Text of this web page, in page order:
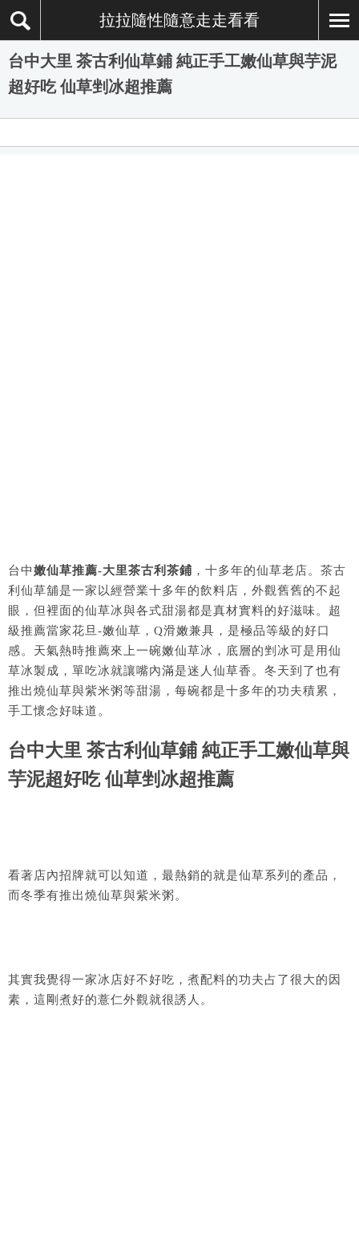
拉拉隨性隨意走走看看
台中大里 茶古利仙草鋪 純正手工嫩仙草與芋泥
超好吃 仙草剉冰超推薦
台中嫩仙草推薦-大里茶古利茶鋪 ，十多年的仙草老店。茶古
利仙草舖是一家以經營業十多年的飲料店，外觀舊舊的不起
眼，但裡面的仙草冰與各式甜湯都是真材實料的好滋味。超
級推薦當家花旦-嫩仙草，Q滑嫩兼具，是極品等級的好口
感。天氣熱時推薦來上一碗嫩仙草冰，底層的剉冰可是用仙
草冰製成，單吃冰就讓嘴內滿是迷人仙草香。冬天到了也有
推出燒仙草與紫米粥等甜湯，每碗都是十多年的功夫積累，
手工懷念好味道。
台中大里 茶古利仙草鋪 純正手工嫩仙草與
芋泥超好吃 仙草剉冰超推薦
看著店內招牌就可以知道，最熱銷的就是仙草系列的產品，
而冬季有推出燒仙草與紫米粥。
其實我覺得一家冰店好不好吃，煮配料的功夫占了很大的因
素，這剛煮好的薏仁外觀就很誘人。